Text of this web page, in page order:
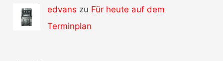
edvans zu Für heute auf dem
Terminplan